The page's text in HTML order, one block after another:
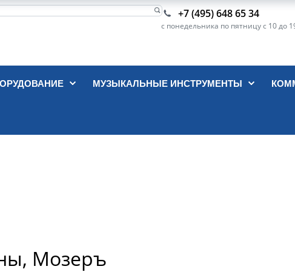
+7 (495) 648 65 34
с понедельника по пятницу с 10 до
МУЗЫКАЛЬНЫЕ ИНСТРУМЕНТЫ
Мозеръ